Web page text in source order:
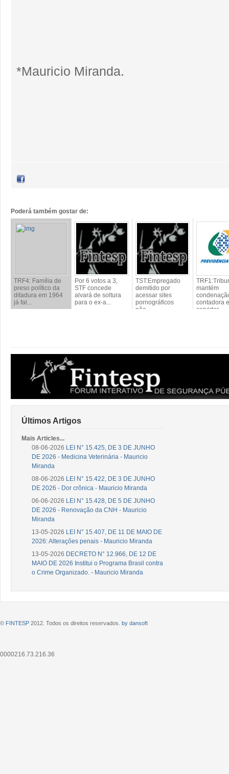
*Mauricio Miranda.
Poderá também gostar de:
TRF4: Família de
preso político da
ditadura em 1964
já fal...
Por 6 votos a 3,
STF concede
alvará de soltura
para o ex-a...
TST:Empregado
demitido por
acessar sites
pornográficos
não...
mantém
contadora
servidor...
Últimos Artigos
Mais Articles...
08-06-2026 LEI N° 15.425, DE 3 DE JUNHO
DE 2026 - Medicina Veterinária - Mauricio
Miranda
08-06-2026 LEI N° 15.422, DE 3 DE JUNHO
DE 2026 - Dor crônica - Mauricio Miranda
06-06-2026 LEI N° 15.428, DE 5 DE JUNHO
DE 2026 - Renovação da CNH - Mauricio
Miranda
13-05-2026 LEI N° 15.407, DE 11 DE MAIO DE
2026: Alteraçôes penais - Mauricio Miranda
13-05-2026 DECRETO N° 12.966, DE 12 DE
MAIO DE 2026 Institui o Programa Brasil contra
o Crime Organizado. - Mauricio Miranda
© FINTESP 2012. Todos os direitos reservados. by dansoft
0000216.73.216.36